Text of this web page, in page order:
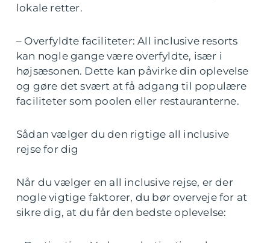
lokale retter.
– Overfyldte faciliteter: All inclusive resorts
kan nogle gange være overfyldte, især i
højsæsonen. Dette kan påvirke din oplevelse
og gøre det svært at få adgang til populære
faciliteter som poolen eller restauranterne.
Sådan vælger du den rigtige all inclusive
rejse for dig
Når du vælger en all inclusive rejse, er der
nogle vigtige faktorer, du bør overveje for at
sikre dig, at du får den bedste oplevelse: